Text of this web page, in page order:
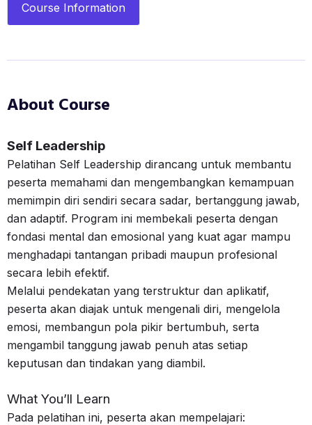
Course Information
About Course
Self Leadership
Pelatihan Self Leadership dirancang untuk membantu
peserta memahami dan mengembangkan kemampuan
memimpin diri sendiri secara sadar, bertanggung jawab,
dan adaptif. Program ini membekali peserta dengan
fondasi mental dan emosional yang kuat agar mampu
menghadapi tantangan pribadi maupun profesional
secara lebih efektif.
Melalui pendekatan yang terstruktur dan aplikatif,
peserta akan diajak untuk mengenali diri, mengelola
emosi, membangun pola pikir bertumbuh, serta
mengambil tanggung jawab penuh atas setiap
keputusan dan tindakan yang diambil.
What You’ll Learn
Pada pelatihan ini, peserta akan mempelajari: